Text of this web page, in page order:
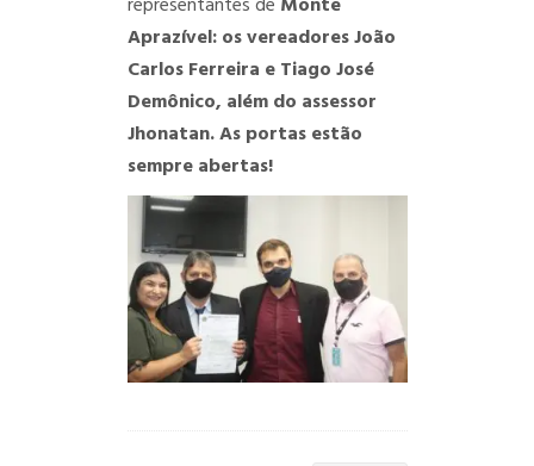
Aprazível: os vereadores João
Carlos Ferreira e Tiago José
Demônico, além do assessor
Jhonatan. As portas estão
sempre abertas!